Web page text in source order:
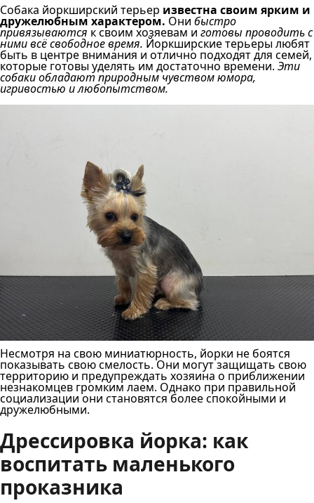
Собака йоркширский терьер известна своим ярким и
дружелюбным характером. Они быстро
привязываются к своим хозяевам и готовы проводить с
ними всё свободное время. Йоркширские терьеры любят
быть в центре внимания и отлично подходят для семей,
которые готовы уделять им достаточно времени. Эти
собаки обладают природным чувством юмора,
игривостью и любопытством.
Несмотря на свою миниатюрность, йорки не боятся
показывать свою смелость. Они могут защищать свою
территорию и предупреждать хозяина о приближении
незнакомцев громким лаем. Однако при правильной
социализации они становятся более спокойными и
дружелюбными.
Дрессировка йорка: как
воспитать маленького
проказника